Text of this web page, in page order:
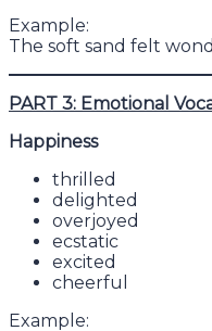
Example:
The soft sand felt
PART 3: Emotional
Happiness
thrilled
delighted
overjoyed
ecstatic
excited
cheerful
Example: